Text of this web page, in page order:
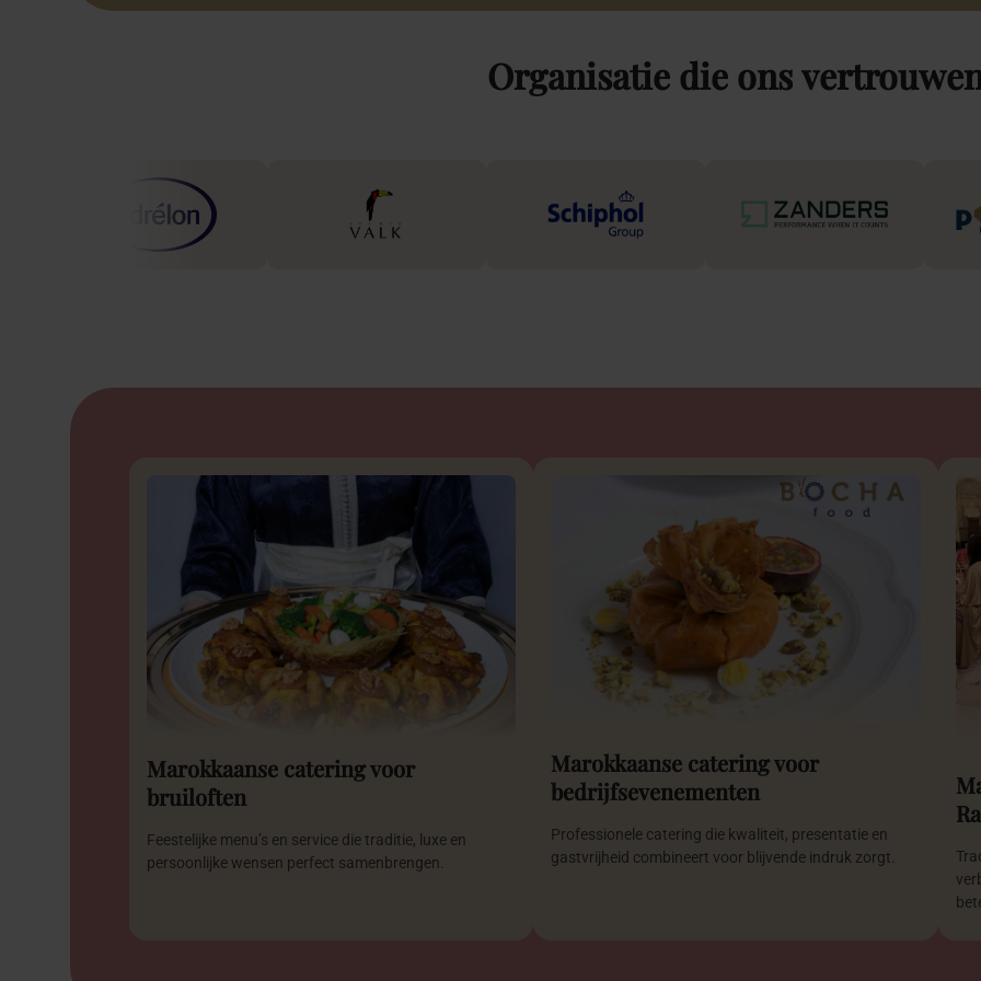
Organisatie die ons
Marokkaanse catering voor
bruiloften
Feestelijke menu’s en service die traditie, luxe en
persoonlijke wensen perfect samenbrengen.
Marokkaanse catering voor
bedrijfsevenementen
Professionele catering die kwaliteit, presentatie en
gastvrijheid combineert voor blijvende indruk zorgt.